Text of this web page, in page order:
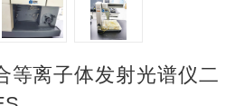
等离子体发射光谱仪二